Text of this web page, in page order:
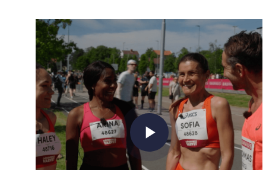
play_arrow